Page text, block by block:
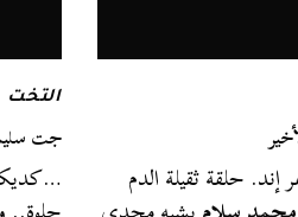
حلقة ثقيلة الدم
التخت
جت